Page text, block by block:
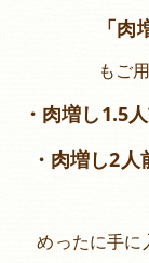
「肉
もご
・肉増し1.5
・肉増し2
めったに手に